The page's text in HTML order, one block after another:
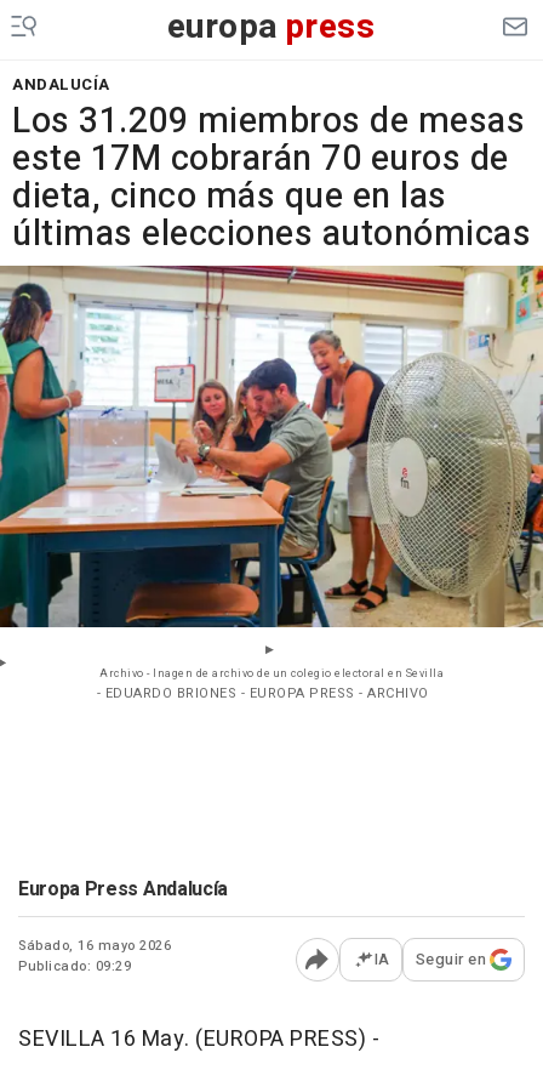
europa press
ANDALUCÍA
Los 31.209 miembros de mesas
este 17M cobrarán 70 euros de
dieta, cinco más que en las
últimas elecciones autonómicas
Archivo - Inagen de archivo de un colegio electoral en Sevilla
- EDUARDO BRIONES - EUROPA PRESS - ARCHIVO
Europa Press Andalucía
Sábado, 16 mayo 2026
Publicado: 09:29
Abrir opciones para
IA Seguir en
SEVILLA 16 May. (EUROPA PRESS) -